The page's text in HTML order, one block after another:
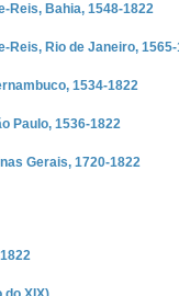
Reis, Bahia, 1548-1822
Reis, Rio de Janeiro,
1534-1822
Paulo, 1536-1822
Gerais, 1720-1822